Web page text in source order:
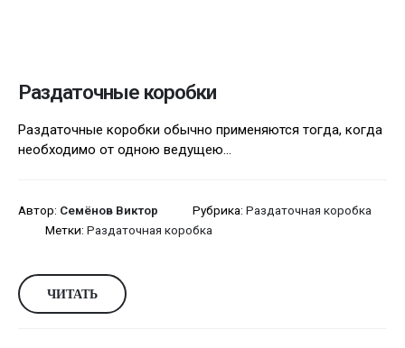
Раздаточные коробки
Раздаточные коробки обычно применяются тогда, когда
необходимо от одною ведущею...
Автор: Семёнов Виктор Рубрика: Раздаточная коробка
Метки: Раздаточная коробка
ЧИТАТЬ